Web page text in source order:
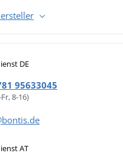
DE
95633045
8-16)
AT